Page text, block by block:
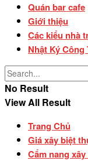
Quán bar cafe
Giới thiệu
Các kiểu nhà
Nhật Ký
No Result
View All Result
Trang Chủ
Giá xây biệt
Cẩm nang